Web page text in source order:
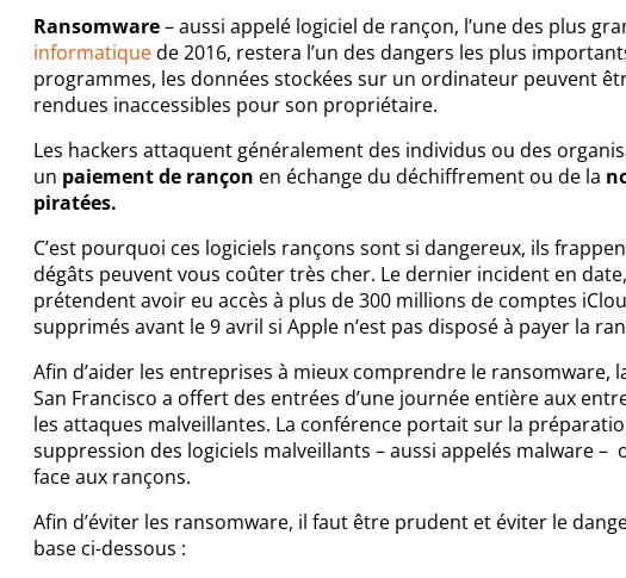
Ransomware– aussi appelé logiciel de rançon, l’une des plus
informatiquede 2016, restera l’un des dangers les plus
programmes, les données stockées sur un ordinateur peuvent
rendues inaccessibles pour son propriétaire.
Les hackers attaquent généralement des individus ou des
un paiement de rançon en échange du déchiffrement ou de la
piratées.
C’est pourquoi ces logiciels rançons sont si dangereux, ils
dégâts peuvent vous coûter très cher. Le dernier incident en
prétendent avoir eu accès à plus de 300 millions de comptes
supprimés avant le 9 avril si Apple n’est pas disposé à payer la
Afin d’aider les entreprises à mieux comprendre le ransomware,
San Francisco a offert des entrées d’une journée entière aux
les attaques malveillantes. La conférence portait sur la
suppression des logiciels malveillants – aussi appelés malware –
face aux rançons.
Afin d’éviter les ransomware, il faut être prudent et éviter le
base ci-dessous :